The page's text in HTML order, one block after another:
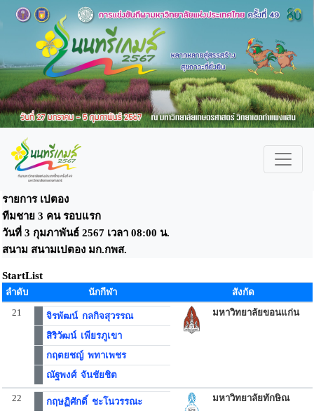
รายการ เปตอง
ทีมชาย 3 คน รอบแรก
วันที่ 3 กุมภาพันธ์ 2567 เวลา 08:00 น.
สนาม สนามเปตอง มก.กพส.
StartList
ลำดับ นักกีฬา
สังกัด
21
จิรพัฒน์ กลกิจสุวรรณ
สิริวัฒน์ เพียรภูเขา
กฤตยชญ์ พทาเพชร
ณัฐพงศ์ จันชัยชิต
มหาวิทยาลัยขอนแก่น
22
กฤษฏิศักดิ์ ชะโนวรรณะ
มหาวิทยาลัยทักษิณ